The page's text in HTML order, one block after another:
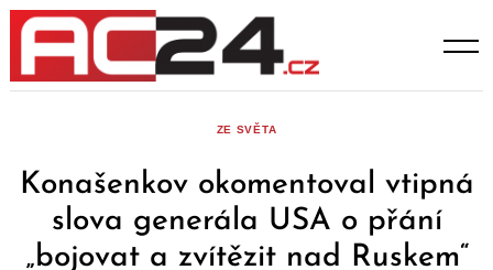
Skip
content
ZE SVĚTA
Konašenkov okomentoval vtipná
slova generála USA o přání
„bojovat a zvítězit nad Ruskem“